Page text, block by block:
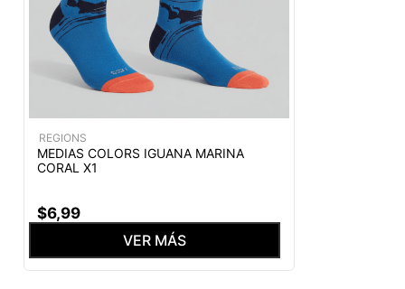
REGIONS
MEDIAS COLORS IGUANA MARINA
CORAL X1
$6,99
VER MÁS